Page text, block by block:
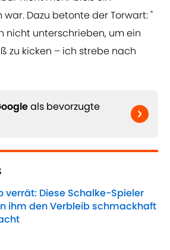
Dazu betonte der Torwart: "
nicht unterschrieben, um ein
zu kicken – ich strebe nach
als bevorzugte
verrät: Diese Schalke-Spieler
ihm den Verbleib schmackhaft
by on Invalid Date